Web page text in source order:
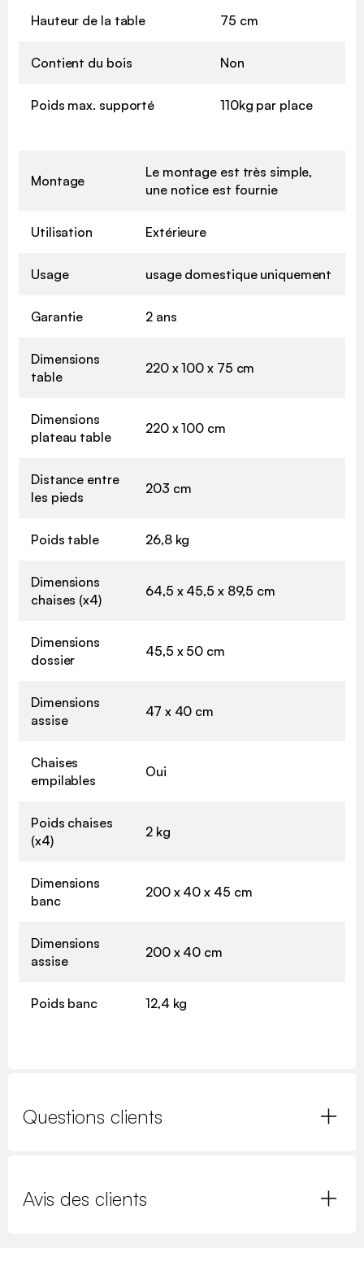
Hauteur de la table 75 cm
Contient du bois Non
Poids max. supporté 110kg par place
Montage
Le montage est très simple,
une notice est fournie
Utilisation Extérieure
Usage usage domestique uniquement
Garantie 2 ans
Dimensions
table
220 x 100 x 75 cm
Dimensions
plateau table
220 x 100 cm
Distance entre
les pieds
203 cm
Poids table 26,8 kg
Dimensions
chaises (x4)
64,5 x 45,5 x 89,5 cm
Dimensions
dossier
45,5 x 50 cm
Dimensions
assise
47 x 40 cm
Chaises
empilables
Oui
Poids chaises
(x4)
2 kg
Dimensions
banc
200 x 40 x 45 cm
Dimensions
assise
200 x 40 cm
Poids banc 12,4 kg
Questions clients
Avis des clients